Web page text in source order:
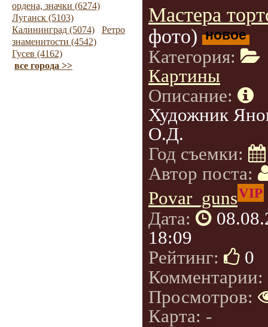
ордена, значки (6274)
Луганск (5103)
Калининград (5074)
Ретро
знаменитости (4542)
Гусев (4162)
все города >>
Мастера
фото) новое
Категория:
Картины
Описание:
Художник
О.Д.
Год съемки:
Автор поста:
Povar_gunsVIP
Дата:
18:09
Рейтинг:
0
Комментарии:
Просмотров:
Карта: -